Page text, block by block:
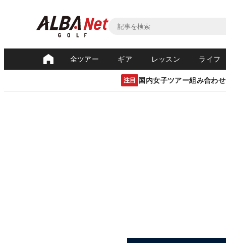
全ツアー ギア レッスン ライフ
注目 国内女子ツアー組み合わせ